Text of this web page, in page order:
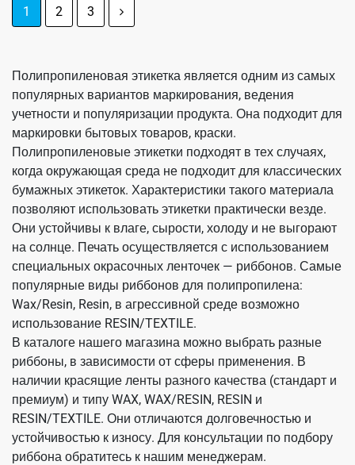
1 2 3
Полипропиленовая этикетка является одним из самых
популярных вариантов маркирования, ведения
учетности и популяризации продукта. Она подходит для
маркировки бытовых товаров, краски.
Полипропиленовые этикетки подходят в тех случаях,
когда окружающая среда не подходит для классических
бумажных этикеток. Характеристики такого материала
позволяют использовать этикетки практически везде.
Они устойчивы к влаге, сырости, холоду и не выгорают
на солнце. Печать осуществляется с использованием
специальных окрасочных ленточек — риббонов. Самые
популярные виды риббонов для полипропилена:
Wax/Resin, Resin, в агрессивной среде возможно
использование RESIN/TEXTILE.
В каталоге нашего магазина можно выбрать разные
риббоны, в зависимости от сферы применения. В
наличии красящие ленты разного качества (стандарт и
премиум) и типу WAX, WAX/RESIN, RESIN и
RESIN/TEXTILE. Они отличаются долговечностью и
устойчивостью к износу. Для консультации по подбору
риббона обратитесь к нашим менеджерам.